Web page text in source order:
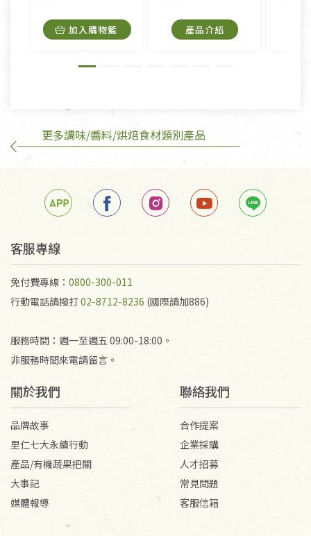
內衣褲、襪子、口罩個人衛生用品除商品本身有瑕疵
外,依據《通訊交易解除權合理例外情事適用準
不在此限。
訂購手抄稿退貨需知：
手抄稿進行退貨時，請務必保持原包裝方式及使用原
若未保持原包裝方式或未使用原箱退回，導致書籍有
任何折損、磨損、污損或凹角，將不接受退貨，也不
不接受退貨之手抄稿，為敬重法寶故，里仁網購無法
代為結緣處理等。 若需將手抄稿寄還給消費者，因而
產生的運費100元/箱將由消費者負擔。
加入購物籃 產品介紹
更多調味/醬料/烘焙食材類別產品
客服專線
免付費專線： 0800-300-011
行動電話請撥打02-8712-8236 (國際請加886)
服務時間：週一至週五 09:00-18:00。
非服務時間來電請留言。
關於我們
品牌故事
里仁七大永續行動
產品/有機蔬果把關
大事記
媒體報導
聯絡我們
合作提案
企業採購
人才招募
常見問題
客服信箱